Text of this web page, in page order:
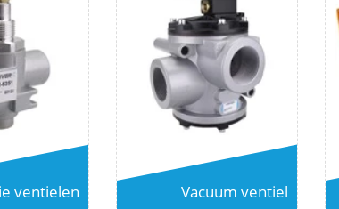
ventielen Vacuum ventiel